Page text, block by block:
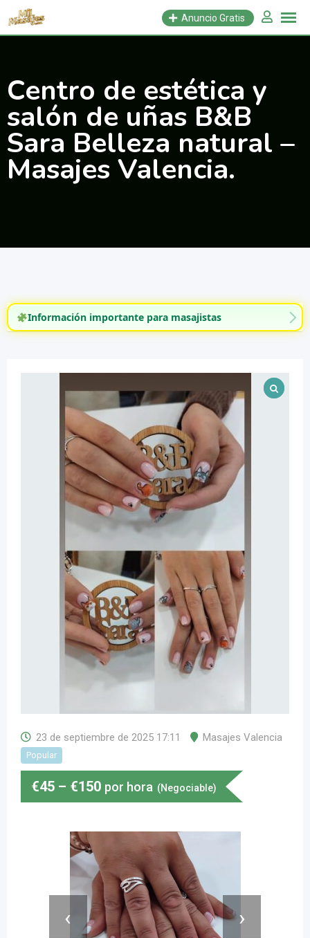
Saltar
Anuncio Gratis
Centro de estética y
salón de uñas B&B
Sara Belleza natural –
Masajes Valencia.
Información importante para masajistas
23 de septiembre de 2025 17:11 Masajes Valencia
Popular
€45 – €150 por hora (Negociable)
‹ ›